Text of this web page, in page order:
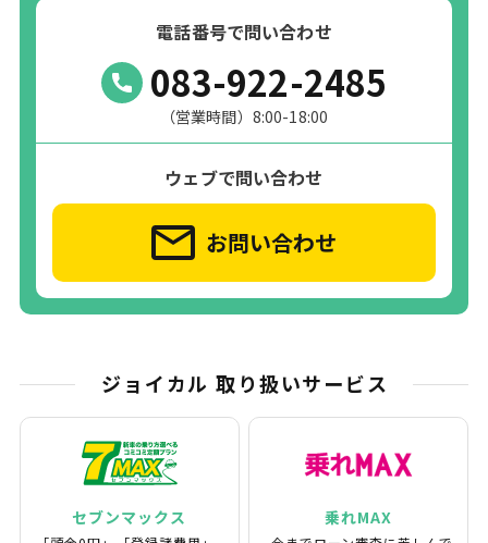
電話番号で問い合わせ
083-922-2485
（営業時間）8:00-18:00
ウェブで問い合わせ
お問い合わせ
ジョイカル 取り扱いサービス
セブンマックス 乗れMAX